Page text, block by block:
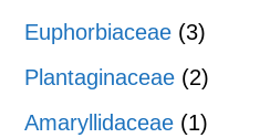
Euphorbiaceae (3)
Plantaginaceae (2)
Amaryllidaceae (1)